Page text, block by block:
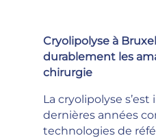
Cryolipolyse à
durablement les
chirurgie
La cryolipolyse
dernières années
technologies de